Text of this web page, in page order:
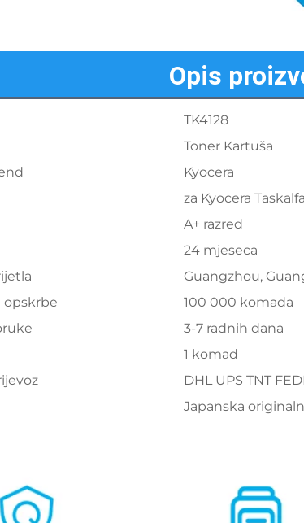
Opis
TK4128
Toner Kartuša
Kyocera
za Kyocera
A+ razred
24 mjeseca
Guangzhou,
opskrbe
100 000 komada
3-7 radnih dana
1 komad
DHL UPS TNT
Japanska